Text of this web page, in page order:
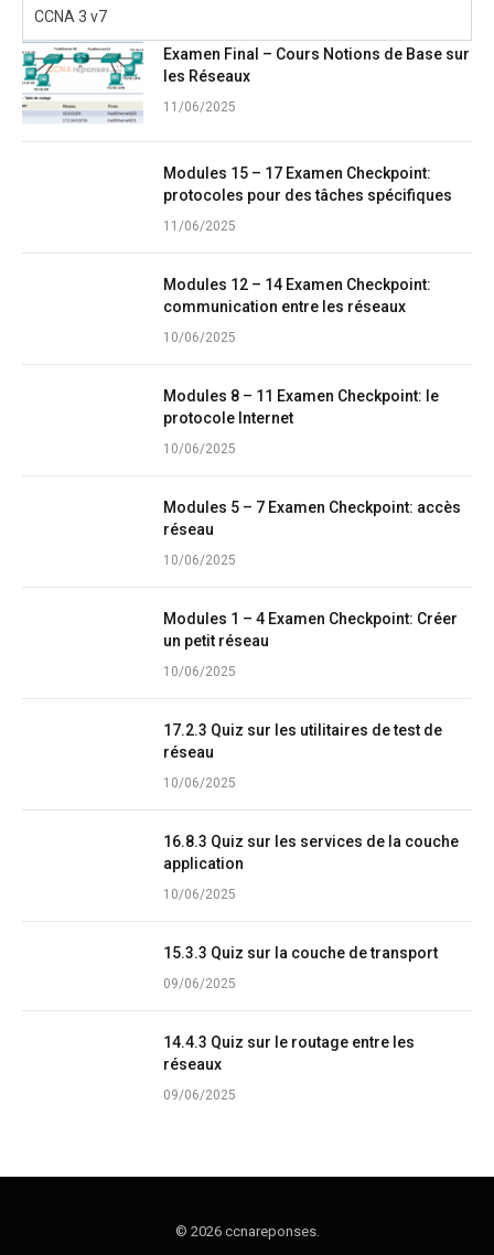
CCNA 3 v7
Examen Final – Cours Notions de Base sur
les Réseaux
11/06/2025
Modules 15 – 17 Examen Checkpoint:
protocoles pour des tâches spécifiques
11/06/2025
Modules 12 – 14 Examen Checkpoint:
communication entre les réseaux
10/06/2025
Modules 8 – 11 Examen Checkpoint: le
protocole Internet
10/06/2025
Modules 5 – 7 Examen Checkpoint: accès
réseau
10/06/2025
Modules 1 – 4 Examen Checkpoint: Créer
un petit réseau
10/06/2025
17.2.3 Quiz sur les utilitaires de test de
réseau
10/06/2025
16.8.3 Quiz sur les services de la couche
application
10/06/2025
15.3.3 Quiz sur la couche de transport
09/06/2025
14.4.3 Quiz sur le routage entre les
réseaux
09/06/2025
© 2026 ccnareponses.